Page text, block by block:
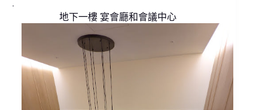
.
地下一樓 宴會廳和會議中心